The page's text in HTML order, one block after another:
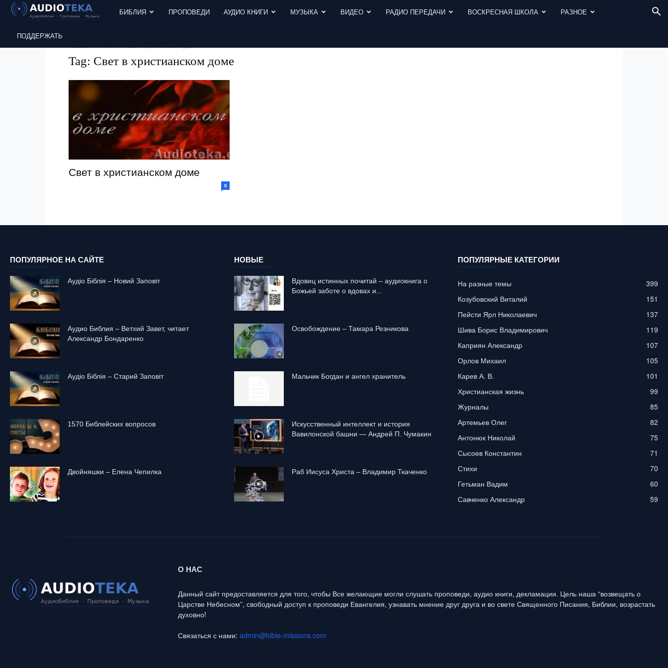
БИБЛИЯ ПРОПОВЕДИ АУДИО КНИГИ МУЗЫКА ВИДЕО РАДИО ПЕРЕДАЧИ ВОСКРЕСНАЯ ШКОЛА РАЗНОЕ
ПОДДЕРЖАТЬ
Tag: Свет в христианском доме
Свет в христианском доме
0
ПОПУЛЯРНОЕ НА САЙТЕ
Аудіо Біблія – Новий Заповіт
Аудио Библия – Ветхий Завет, читает
Александр Бондаренко
Аудіо Біблія – Старий Заповіт
1570 Библейских вопросов
Двойняшки – Елена Чепилка
НОВЫЕ
Вдовиц истинных почитай – аудиокнига о
Божьей заботе о вдовах и...
Освобождение – Тамара Резникова
Mальчик Богдан и ангел хранитель
Искусственный интеллект и история
Вавилонской башни — Андрей П. Чумакин
Раб Иисуса Христа – Владимир Ткаченко
ПОПУЛЯРНЫЕ КАТЕГОРИИ
На разные темы
399
Козубовский Виталий
151
Пейсти Ярл Николаевич
137
Шива Борис Владимирович
119
Каприян Александр
107
Орлов Михаил
105
Карев А. В.
101
Христианская жизнь
99
Журналы
85
Артемьев Олег
82
Антонюк Николай
75
Сысоев Константин
71
Стихи
70
Гетьман Вадим
60
Савченко Александр
59
О НАС
Данный сайт предоставляется для того, чтобы Все желающие могли слушать проповеди, аудио книги, декламации. Цель наша “возвещать о
Царстве Небесном”, свободный доступ к проповеди Евангелия, узнавать мнение друг друга и во свете Священного Писания, Библии, возрастать
духовно!
Связаться с нами: admin@bible-missions.com